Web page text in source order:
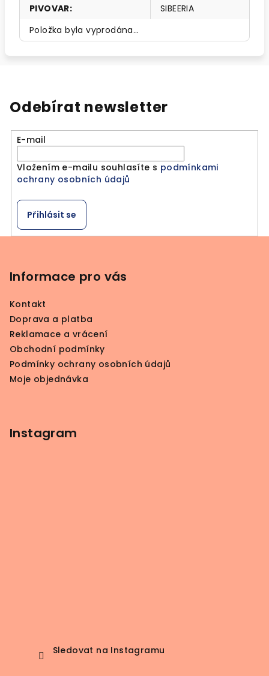
PIVOVAR:
SIBEERIA
Položka byla vyprodána…
Odebírat newsletter
E-mail
Vložením e-mailu souhlasíte s podmínkami
ochrany osobních údajů
Přihlásit se
Informace pro vás
Kontakt
Doprava a platba
Reklamace a vrácení
Obchodní podmínky
Podmínky ochrany osobních údajů
Moje objednávka
Instagram
Sledovat na Instagramu